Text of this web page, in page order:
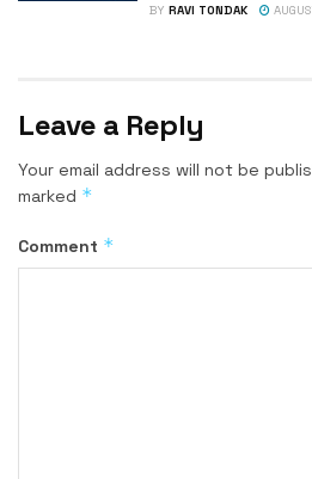
BY RAVI TONDAK
Leave a Reply
Your email address will not be
marked *
Comment *